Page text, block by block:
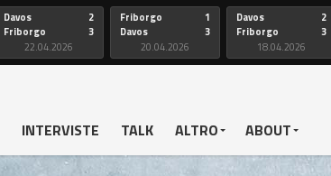
Davos
Friborgo
2
3
22.04.2026
Friborgo
Davos
1
3
20.04.2026
Davos
Friborgo
2
3
18.04.2026
INTERVISTE TALK ALTRO ABOUT